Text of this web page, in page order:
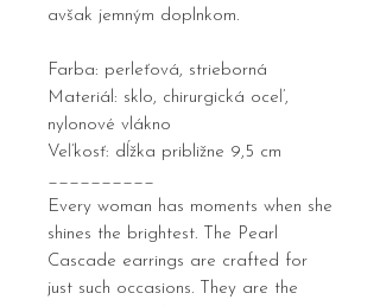
avšak jemným doplnkom.
Farba: perleťová, strieborná
Materiál: sklo, chirurgická oceľ,
nylonové vlákno
Veľkosť: dĺžka približne 9,5 cm
__________
Every woman has moments when she
shines the brightest. The Pearl
Cascade earrings are crafted for
just such occasions. They are the